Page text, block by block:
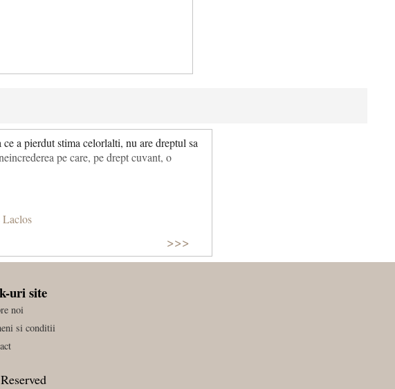
a pierdut stima celorlalti, nu are dreptul sa
pe care, pe drept cuvant, o
Laclos
>>>
uri site
noi
si conditii